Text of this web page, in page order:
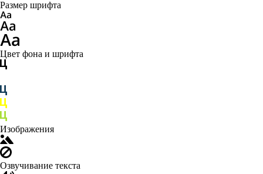
Размер шрифта
Цвет фона и шрифта
Изображения
Озвучивание текста